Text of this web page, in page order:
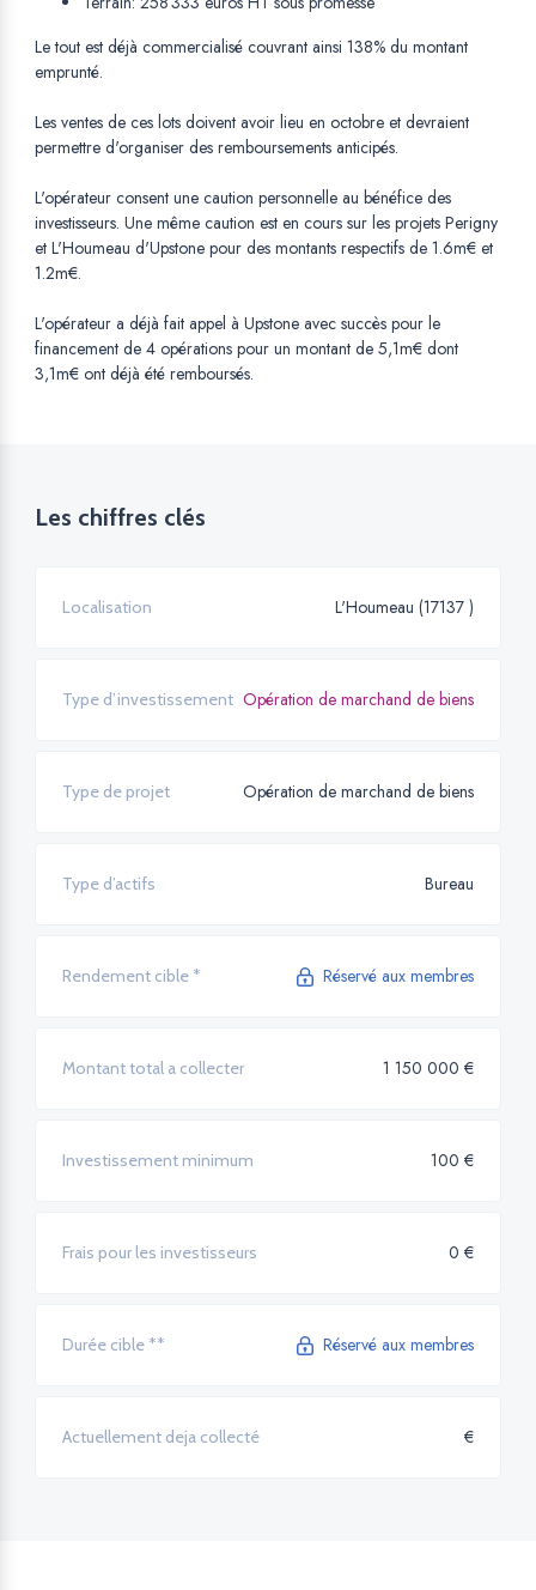
Le tout est déjà commercialisé couvrant ainsi 138% du montant
emprunté.
Les ventes de ces lots doivent avoir lieu en octobre et devraient
permettre d'organiser des remboursements anticipés.
L'opérateur consent une caution personnelle au bénéfice des
investisseurs. Une même caution est en cours sur les projets Perigny
et L'Houmeau d'Upstone pour des montants respectifs de 1.6m€ et
1.2m€.
L'opérateur a déjà fait appel à Upstone avec succès pour le
financement de 4 opérations pour un montant de 5,1m€ dont
3,1m€ ont déjà été remboursés.
Les chiffres clés
Localisation L'Houmeau (17137 )
Type d’investissement Opération de marchand de biens
Type de projet Opération de marchand de biens
Type d’actifs Bureau
Rendement cible * Réservé aux membres
Montant total a collecter 1 150 000 €
Investissement minimum 100 €
Frais pour les investisseurs 0 €
Durée cible ** Réservé aux membres
Actuellement deja collecté €